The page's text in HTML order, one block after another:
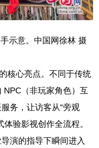
示意。中国网徐林 摄
核心亮点。不同于传统
（非玩家角色）互
务，让访客从“旁观
体验影视创作全流程。
演的指导下瞬间进入